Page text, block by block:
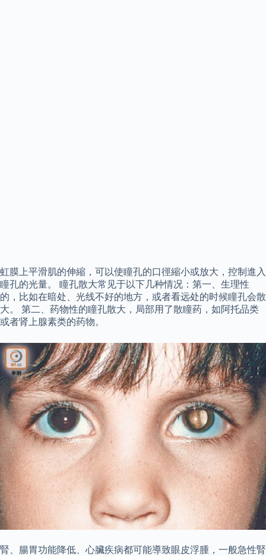
虹膜上平滑肌的伸縮，可以使瞳孔的口徑縮小或放大，控制進入
瞳孔的光量。 瞳孔散大常见于以下几种情况：第一、生理性
的，比如在暗处、光线不好的地方，或者看远处的时候瞳孔会散
大。 第二、药物性的瞳孔散大，局部用了散瞳药，如阿托品类
或者肾上腺素类的药物。
腎、腸胃功能降低、心臟疾病都可能導致眼皮浮腫，一般急性腎